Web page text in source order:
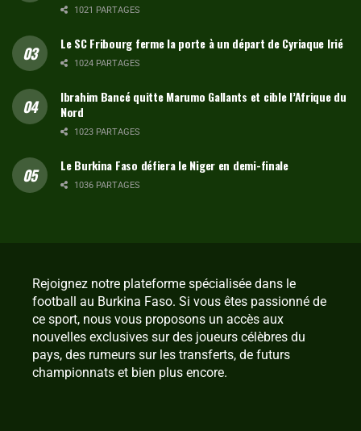
1021 PARTAGES
Le SC Fribourg ferme la porte à un départ de Cyriaque Irié
1024 PARTAGES
Ibrahim Bancé quitte Marumo Gallants et cible l’Afrique du
Nord
1023 PARTAGES
Le Burkina Faso défiera le Niger en demi-finale
1036 PARTAGES
Rejoignez notre plateforme spécialisée dans le
football au Burkina Faso. Si vous êtes passionné de
ce sport, nous vous proposons un accès aux
nouvelles exclusives sur des joueurs célèbres du
pays, des rumeurs sur les transferts, de futurs
championnats et bien plus encore.